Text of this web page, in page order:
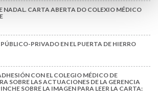
NADAL. CARTA ABERTA DO COLEXIO MÉDICO
PRIVADO EN EL PUERTA DE HIERRO
CON EL COLEGIO MÉDICO DE
SOBRE LAS ACTUACIONES DE LA GERENCIA
SOBRE LA IMAGEN PARA LEER LA CARTA: